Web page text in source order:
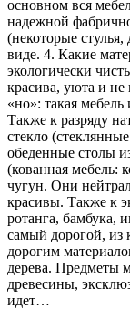
основном вся
надежной
(некоторые
виде. 4. Какие
экологически
красива, уюта и
«но»: такая
Также к разряду
стекло
обеденные столы
(кованная мебель:
чугун. Они
красивы. Также к
ротанга, бамбука,
самый дорогой, из
дорогим
дерева. Предметы
древесины,
идет…